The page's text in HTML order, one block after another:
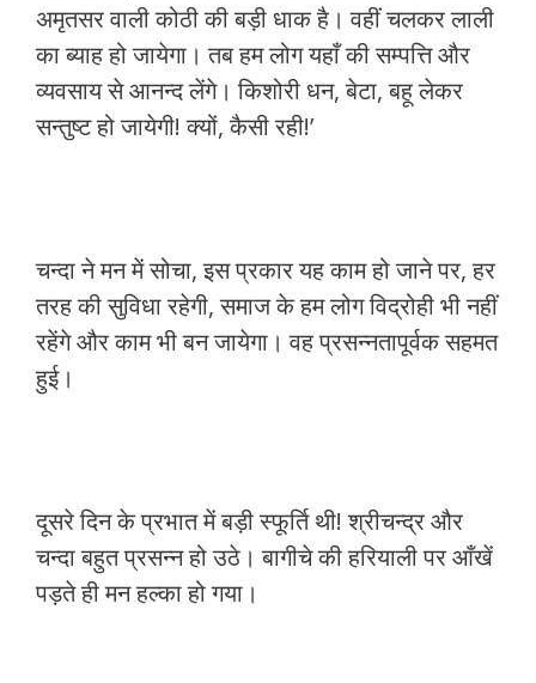
अमृतसर वाली कोठी की बड़ी धाक है। वहीं चलकर लाली
का ब्याह हो जायेगा। तब हम लोग यहाँ की सम्पत्ति और
व्यवसाय से आनन्द लेंगे। किशोरी धन, बेटा, बहू लेकर
सन्तुष्ट हो जायेगी! क्यों, कैसी रही!’
चन्दा ने मन में सोचा, इस प्रकार यह काम हो जाने पर, हर
तरह की सुविधा रहेगी, समाज के हम लोग विद्रोही भी नहीं
रहेंगे और काम भी बन जायेगा। वह प्रसन्नतापूर्वक सहमत
हुई।
दूसरे दिन के प्रभात में बड़ी स्फूर्ति थी! श्रीचन्द्र और
चन्दा बहुत प्रसन्न हो उठे। बागीचे की हरियाली पर आँखें
पड़ते ही मन हल्का हो गया।